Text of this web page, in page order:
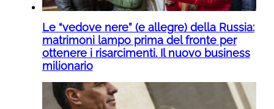
Le “vedove nere” (e allegre) della Russia:
matrimoni lampo prima del fronte per
ottenere i risarcimenti. Il nuovo business
milionario